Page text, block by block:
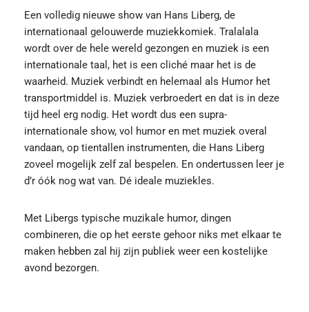
Een volledig nieuwe show van Hans Liberg, de
internationaal gelouwerde muziekkomiek. Tralalala
wordt over de hele wereld gezongen en muziek is een
internationale taal, het is een cliché maar het is de
waarheid. Muziek verbindt en helemaal als Humor het
transportmiddel is. Muziek verbroedert en dat is in deze
tijd heel erg nodig. Het wordt dus een supra-
internationale show, vol humor en met muziek overal
vandaan, op tientallen instrumenten, die Hans Liberg
zoveel mogelijk zelf zal bespelen. En ondertussen leer je
d’r óók nog wat van. Dé ideale muziekles.
Met Libergs typische muzikale humor, dingen
combineren, die op het eerste gehoor niks met elkaar te
maken hebben zal hij zijn publiek weer een kostelijke
avond bezorgen.